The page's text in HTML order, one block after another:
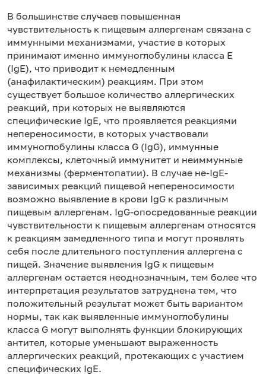
В большинстве случаев повышенная
чувствительность к пищевым аллергенам связана с
иммунными механизмами, участие в которых
принимают именно иммуноглобулины класса Е
(IgE), что приводит к немедленным
(анафилактическим) реакциям. При этом
существует большое количество аллергических
реакций, при которых не выявляются
специфические IgE, что проявляется реакциями
непереносимости, в которых участвовали
иммуноглобулины класса G (IgG), иммунные
комплексы, клеточный иммунитет и неиммунные
механизмы (ферментопатии). В случае не-IgE-
зависимых реакций пищевой непереносимости
возможно выявление в крови IgG к различным
пищевым аллергенам. IgG-опосредованные реакции
чувствительности к пищевым аллергенам относятся
к реакциям замедленного типа и могут проявлять
себя после длительного поступления аллергена с
пищей. Значение выявления IgG к пищевым
аллергенам остается неоднозначным, тем более что
интерпретация результатов затруднена тем, что
положительный результат может быть вариантом
нормы, так как выявленные иммуноглобулины
класса G могут выполнять функции блокирующих
антител, которые уменьшают выраженность
аллергических реакций, протекающих с участием
специфических IgE.